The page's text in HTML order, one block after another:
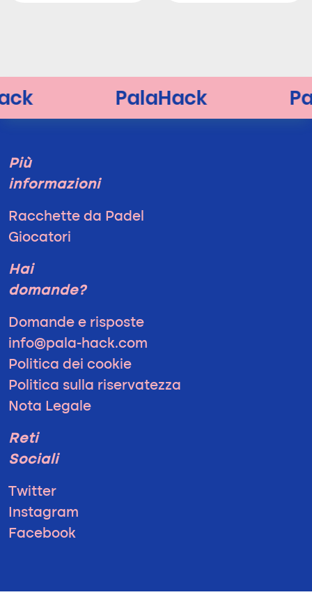
Più
informazioni
Racchette da Padel
Giocatori
Hai
domande?
Domande e risposte
info@pala-hack.com
Politica dei cookie
Politica sulla riservatezza
Nota Legale
Reti
Sociali
Twitter
Instagram
Facebook